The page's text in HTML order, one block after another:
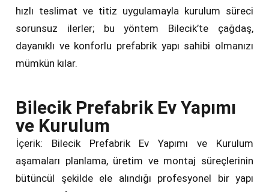
hızlı teslimat ve titiz uygulamayla kurulum süreci
sorunsuz ilerler; bu yöntem Bilecik’te çağdaş,
dayanıklı ve konforlu prefabrik yapı sahibi olmanızı
mümkün kılar.
Bilecik Prefabrik Ev Yapımı
ve Kurulum
İçerik: Bilecik Prefabrik Ev Yapımı ve Kurulum
aşamaları planlama, üretim ve montaj süreçlerinin
bütüncül şekilde ele alındığı profesyonel bir yapı